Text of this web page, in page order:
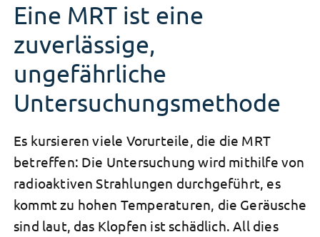
Eine MRT ist eine
zuverlässige,
ungefährliche
Untersuchungsmethode
Es kursieren viele Vorurteile, die die MRT
betreffen: Die Untersuchung wird mithilfe von
radioaktiven Strahlungen durchgeführt, es
kommt zu hohen Temperaturen, die Geräusche
sind laut, das Klopfen ist schädlich. All dies